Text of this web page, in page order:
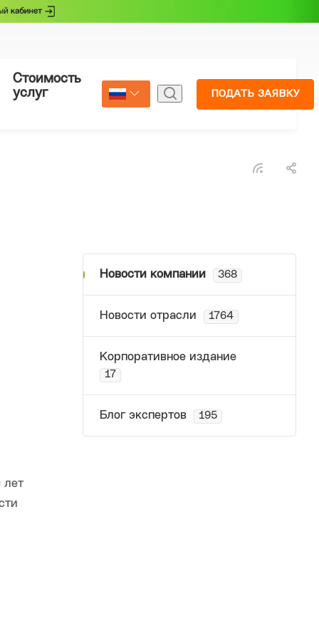
Стоимость
услуг
Страхование
Select Language
ПОДАТЬ ЗАЯВКУ
лет
Новости компании 368
Новости отрасли 1764
Корпоративное издание
17
Блог экспертов 195